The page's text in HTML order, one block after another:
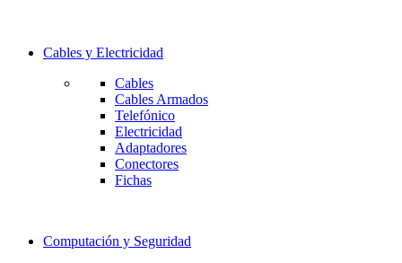
Cables y Electricidad
Cables
Cables Armados
Telefónico
Electricidad
Adaptadores
Conectores
Fichas
Computación y Seguridad